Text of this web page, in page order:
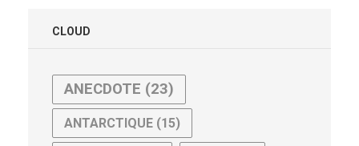
CLOUD
ANECDOTE (23)
ANTARCTIQUE (15)